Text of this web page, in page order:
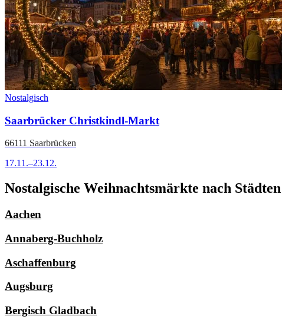
Nostalgisch
Saarbrücker Christkindl-Markt
66111 Saarbrücken
17.11.–23.12.
Nostalgische Weihnachtsmärkte nach
Aachen
Annaberg-Buchholz
Aschaffenburg
Augsburg
Bergisch Gladbach